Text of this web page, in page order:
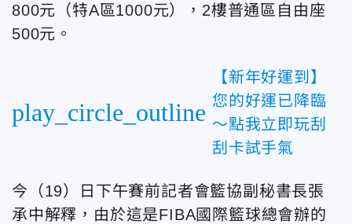
800元（特A區1000元），2樓普通區自由座
500元。
play_circle_outline
【新年好運到】
您的好運已降臨
～點我立即玩刮
刮卡試手氣
今（19）日下午賽前記者會籃協副秘書長張
承中解釋，由於這是FIBA國際籃球總會辦的